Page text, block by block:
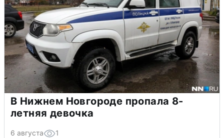
В Нижнем Новгороде пропала 8-
летняя девочка
6 августа 1